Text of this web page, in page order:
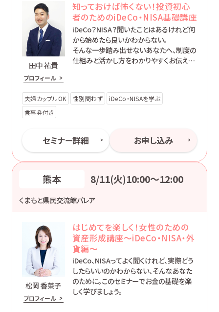
田中 祐貴
プロフィール
知っておけば怖くない！投資初心
者のためのiDeCo・NISA基礎講座
iDeCo？NISA？聞いたことはあるけれど何
から始めたら良いかわからない。
そんな一歩踏み出せないあなたへ、制度の
仕組みと活かし方をわかりやすくお伝えし
夫婦カップルOK 性別問わず
iDeCo・NISAを学ぶ
食事券付き
セミナー詳細 お申し込み
熊本 8/11(火)10:00〜12:00
くまもと県民交流館パレア
松岡 香菜子
プロフィール
はじめてを楽しく！女性のための
資産形成講座～iDeCo・NISA・外
貨編～
iDeCo、NISAってよく聞くけれど、実際どう
したらいいのかわからない、そんなあなた
のために。このセミナーでお金の基礎を楽
しく学びましょう。